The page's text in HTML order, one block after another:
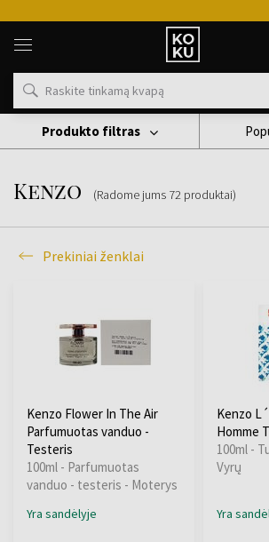
Originalūs
kvepalai
laikrodžiai
vienoje
Prekiniai Ženklai Kenzo
Kenzo (Radome jums 72 produktai)
Prekiniai ženklai
Produkto filtras
Kenzo Flower In The Air
Parfumuotas vanduo -
Testeris
100ml - Parfumuotas
vanduo - testeris - Moterys
Yra sandėlyje
Kenzo
Homme
100ml -
Vyrų
Yra